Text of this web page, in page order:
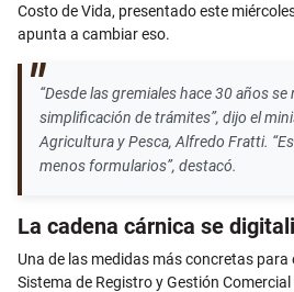
Costo de Vida, presentado este
apunta a cambiar eso.
“Desde las gremiales hace 30 años se
simplificación de trámites”, dijo el
Agricultura y Pesca, Alfredo Fratti.
menos formularios”, destacó.
La cadena cárnica se
Una de las medidas más concretas para
Sistema de Registro y Gestión